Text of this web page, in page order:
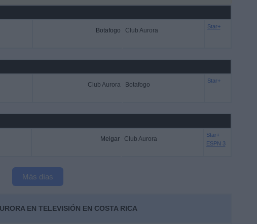
Botafogo Club Aurora
Star+
Club Aurora Botafogo
Star+
Melgar Club Aurora
Star+
ESPN 3
Más días
EN TELEVISIÓN EN COSTA RICA